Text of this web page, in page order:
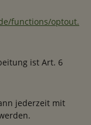
functions/optout.
ist Art. 6
jederzeit mit